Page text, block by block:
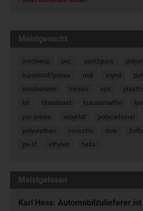
Meistgesucht
insolvenz pvc spritzguss
kunststoffpreise
mdi styrol
insolvenzen
trinseo eps
tdi
titandioxid kraussmaffei
pet-preise
rezyklat polycarbonat
polyurethan
covestro dow
pe-ld
ethylen hella
Meistgelesen
Karl Hess: Automobilzulieferer